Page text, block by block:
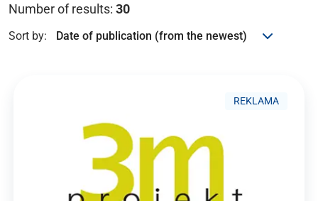
Number of results: 30
Sort by:
REKLAMA